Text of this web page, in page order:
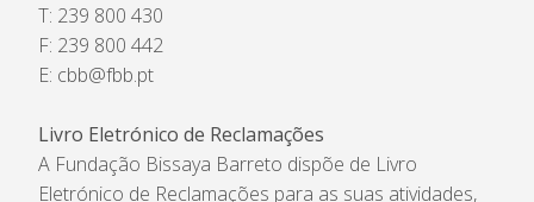
T: 239 800 430
F: 239 800 442
E: cbb@fbb.pt
Livro Eletrónico de Reclamações
A Fundação Bissaya Barreto dispõe de Livro
Eletrónico de Reclamações para as suas atividades,